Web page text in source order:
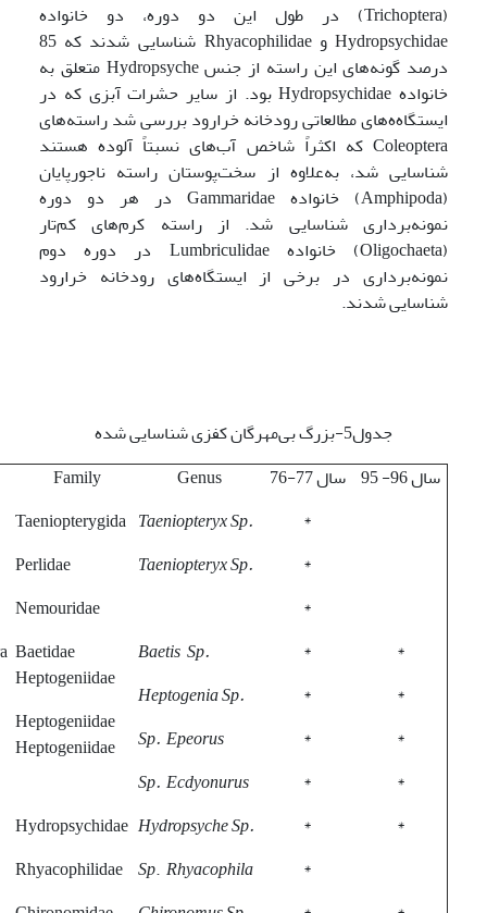
(Trichoptera) در طول این دو دوره، دو خانواده
Hydropsychidae و Rhyacophilidae شناسایی شدند که 85
درصد گونه‌های این راسته از جنس Hydropsyche متعلق به
خانواده Hydropsychidae بود. از سایر حشرات آبزی که در
ایستگاه‌ه‌های مطالعاتی رودخانه خرارود بررسی شد راسته‌های
Coleoptera که اکثراً شاخص آب‌های نسبتاً آلوده هستند
شناسایی شد، به‌علاوه از سخت‌پوستان راسته ناجورپایان
(Amphipoda) خانواده Gammaridae در هر دو دوره
نمونه‌برداری شناسایی شد. از راسته کرم‌های کم‌تار
(Oligochaeta) خانواده Lumbriculidae در دوره دوم
نمونه‌برداری در برخی از ایستگاه‌های رودخانه خرارود
شناسایی شدند.
جدول5-بزرگ بی‌مهرگان کفزی شناسایی شده
سال 96- 95
سال 77-76 Genus
Family
*
*
*
Taeniopteryx Sp.
Taeniopteryx Sp.
Taeniopterygida
Perlidae
Nemouridae
*
*
*
*
*
*
*
*
Baetis Sp.
Heptogenia Sp.
Sp. Epeorus
Sp. Ecdyonurus
Baetidae
Heptogeniidae
Heptogeniidae
Heptogeniidae
*
*
*
Hydropsyche Sp.
Sp. Rhyacophila
Hydropsychidae
Rhyacophilidae